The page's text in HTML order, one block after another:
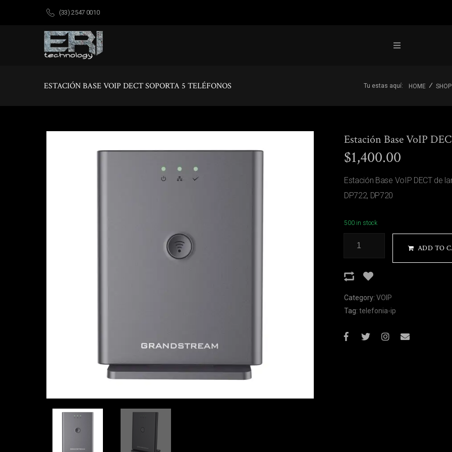
(33) 2547 0010
ESTACIÓN BASE VOIP DECT SOPORTA 5 TELÉFONOS Tu estas aquí: HOME SHOP
Estación Base VoIP
$1,400.00
Estación Base VoIP DECT de
DP722, DP720
500 in stock
ADD TO
Category: VOIP
Tag: telefonia-ip